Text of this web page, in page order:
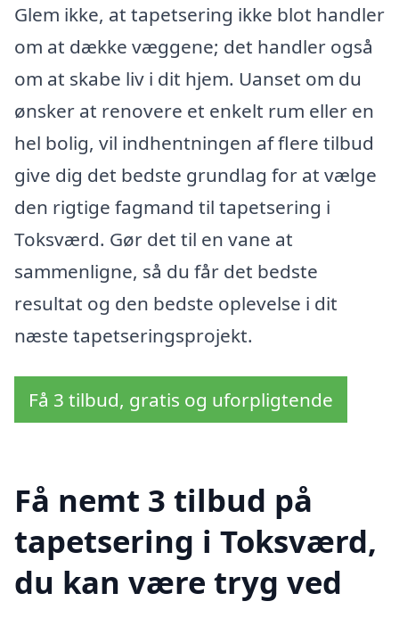
Glem ikke, at tapetsering ikke blot handler
om at dække væggene; det handler også
om at skabe liv i dit hjem. Uanset om du
ønsker at renovere et enkelt rum eller en
hel bolig, vil indhentningen af flere tilbud
give dig det bedste grundlag for at vælge
den rigtige fagmand til tapetsering i
Toksværd. Gør det til en vane at
sammenligne, så du får det bedste
resultat og den bedste oplevelse i dit
næste tapetseringsprojekt.
Få 3 tilbud, gratis og uforpligtende
Få nemt 3 tilbud på
tapetsering i Toksværd,
du kan være tryg ved